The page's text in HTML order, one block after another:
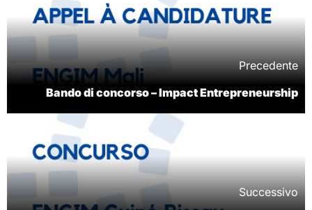
Precedente
Bando di concorso – Impact Entrepreneurship
Successivo